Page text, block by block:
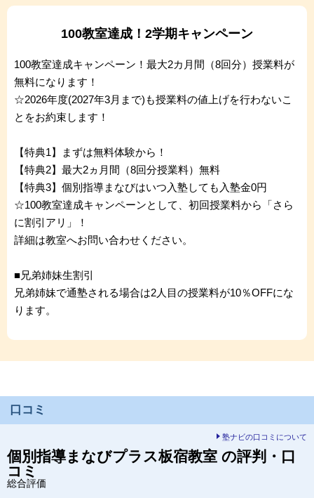
100教室達成！2学期キャンペーン
100教室達成キャンペーン！最大2カ月間（8回分）授業料が
無料になります！
☆2026年度(2027年3月まで)も授業料の値上げを行わないこ
とをお約束します！
【特典1】まずは無料体験から！
【特典2】最大2ヵ月間（8回分授業料）無料
【特典3】個別指導まなびはいつ入塾しても入塾金0円
☆100教室達成キャンペーンとして、初回授業料から「さら
に割引アリ」！
詳細は教室へお問い合わせください。
■兄弟姉妹生割引
兄弟姉妹で通塾される場合は2人目の授業料が10％OFFにな
ります。
口コミ
塾ナビの口コミについて
個別指導まなびプラス板宿教室 の評判・口
コミ
総合評価